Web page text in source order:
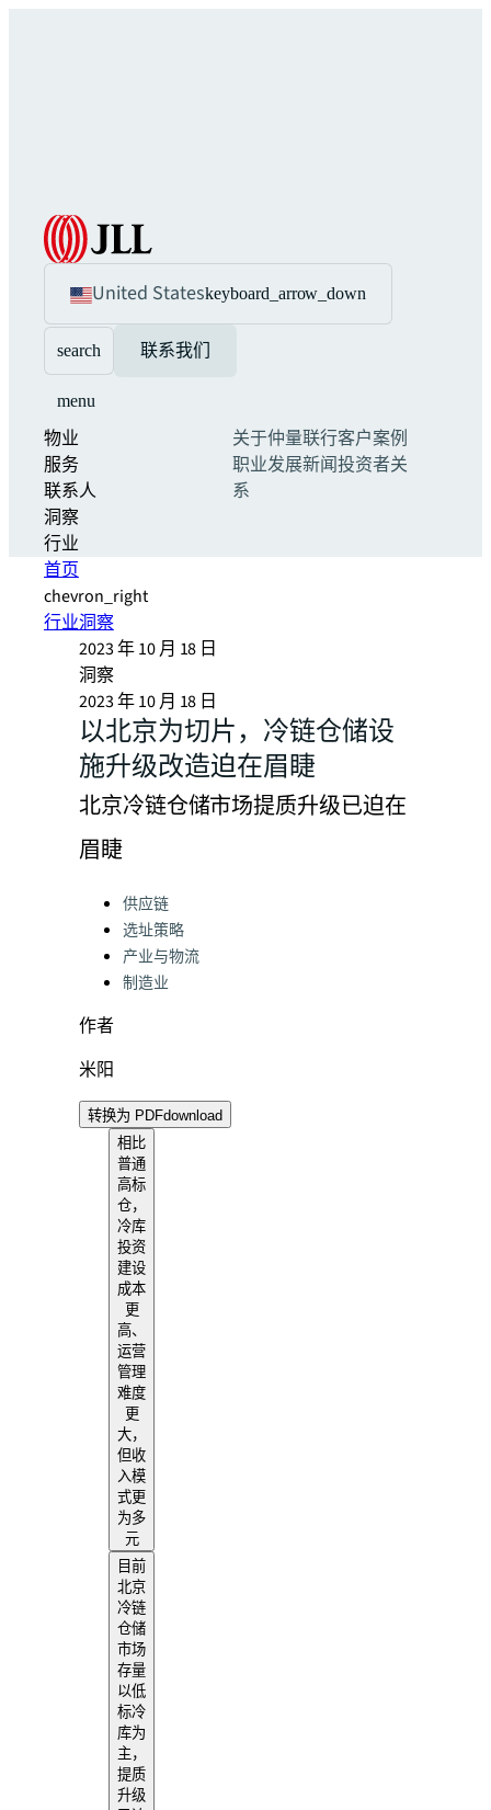
United Stateskeyboard_arrow_down
search 联系我们
menu
物业
服务
联系人
洞察
行业
关于仲量联行客户案例
职业发展新闻投资者关
系
首页
chevron_right
行业洞察
2023 年 10 月 18 日
洞察
2023 年 10 月 18 日
以北京为切片，冷链仓储设
施升级改造迫在眉睫
北京冷链仓储市场提质升级已迫在
眉睫
Categories:
供应链
选址策略
产业与物流
制造业
作者
米阳
转换为 PDFdownload
相比
普通
高标
仓，
冷库
投资
建设
成本
更
高、
运营
管理
难度
更
大，
但收
入模
式更
为多
元
目前
北京
冷链
仓储
市场
存量
以低
标冷
库为
主，
提质
升级